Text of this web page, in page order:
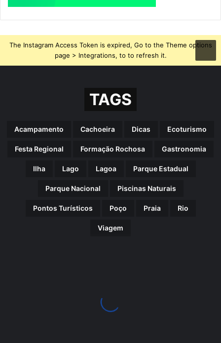
The Instagram Access Token is expired, Go to the Theme options
page > Integrations, to to refresh it.
TAGS
Acampamento Cachoeira Dicas Ecoturismo
Festa Regional Formação Rochosa Gastronomia
Ilha Lago Lagoa Parque Estadual
Parque Nacional Piscinas Naturais
Pontos Turísticos Poço Praia Rio
Viagem